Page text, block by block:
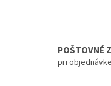
POŠTOVNÉ
pri